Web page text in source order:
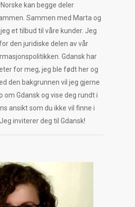
kan begge deler
Sammen med Marta og
et tilbud til våre kunder. Jeg
den juridiske delen av vår
Gdansk har
for meg, jeg ble født her og
den bakgrunnen vil jeg gjerne
om Gdansk og vise deg rundt i
ansikt som du ikke vil finne i
inviterer deg til Gdansk!